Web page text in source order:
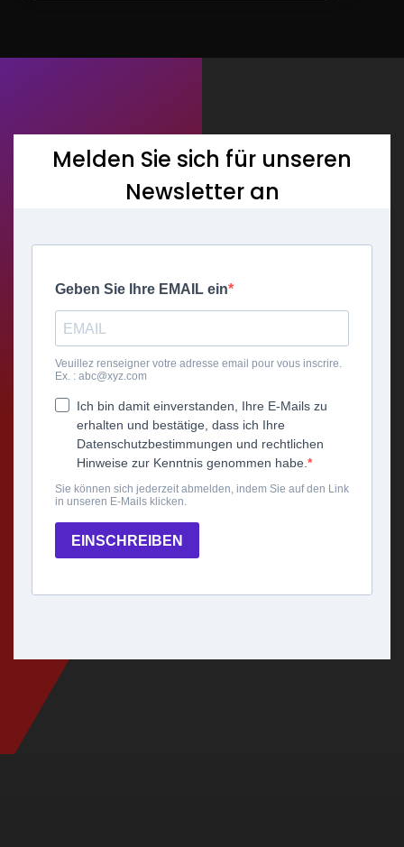
Melden Sie sich für unseren
Newsletter an